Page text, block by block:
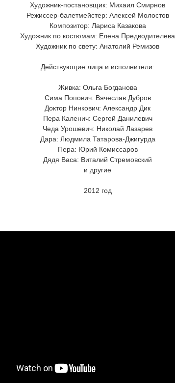
Художник-постановщик: Михаил Смирнов
Режиссер-балетмейстер: Алексей Молостов
Композитор: Лариса Казакова
Художник по костюмам: Елена Предводителева
Художник по свету: Анатолий Ремизов
Действующие лица и исполнители:
Живка: Ольга Богданова
Сима Попович: Вячеслав Дубров
Доктор Нинкович: Александр Дик
Пера Каленич: Сергей Данилевич
Чеда Урошевич: Николай Лазарев
Дара: Людмила Татарова-Джигурда
Пера: Юрий Комиссаров
Дядя Васа: Виталий Стремовский
и другие
2012 год